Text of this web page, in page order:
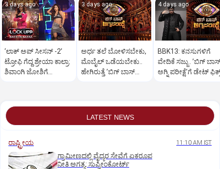
3 days ago
‘ಲಾಕ್ ಅಪ್ ಸೀಸನ್‌ -2ʼ
ಟ್ರೋಫಿ ಗೆದ್ದ ಶ್ರೇಯಾ ಕಾಲ್ರಾ:
ಶಿವಾಂಗಿ ಜೋಶಿಗೆ
3 days ago
ಅರ್ಧ ತಲೆ ಬೋಳಿಸಬೇಕು,
ಮೊಬೈಲ್‌ ಒಡೆಯಬೇಕು..
ಹೇಗಿರುತ್ತೆ ‌ʼಬಿಗ್ ಬಾಸ್‌
4 days ago
BBK13: ಕನಸುಗಳಿಗೆ
ವೇದಿಕೆ ಸಜ್ಜು.. ʼಬಿಗ್‌
ಅಗ್ನಿ ಪರೀಕ್ಷೆʼಗೆ ಡೇಟ್‌
LATEST NEWS
ರಾಷ್ಟ್ರೀಯ 11:10 AM IST
ಗ್ರಾಮೀಣದಲ್ಲಿ ವೈದ್ಯರ ಸೇವೆಗೆ ಏಕರೂಪ
ನೀತಿ ಅಗತ್ಯ: ಸುಪ್ರೀಂಕೋರ್ಟ್‌